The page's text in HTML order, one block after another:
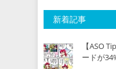
新着記事
【ASO
ードが